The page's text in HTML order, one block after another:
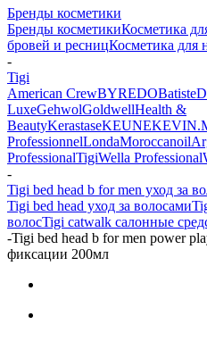
Бренды косметики
Бренды косметикиКосметика
бровей и ресницКосметика для
-
Tigi
American CrewBYREDOBatiste
LuxeGehwolGoldwellHealth &
BeautyKerastaseKEUNE
ProfessionnelLondaMoroccanoil
ProfessionalTigiWella Professional
-
Tigi bed head b for men уход за
Tigi bed head уход за волосами
волосTigi catwalk салонные
-Tigi bed head b for men power
фиксации 200мл